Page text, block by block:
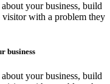
your business, build
visitor with a problem they
business
your business, build